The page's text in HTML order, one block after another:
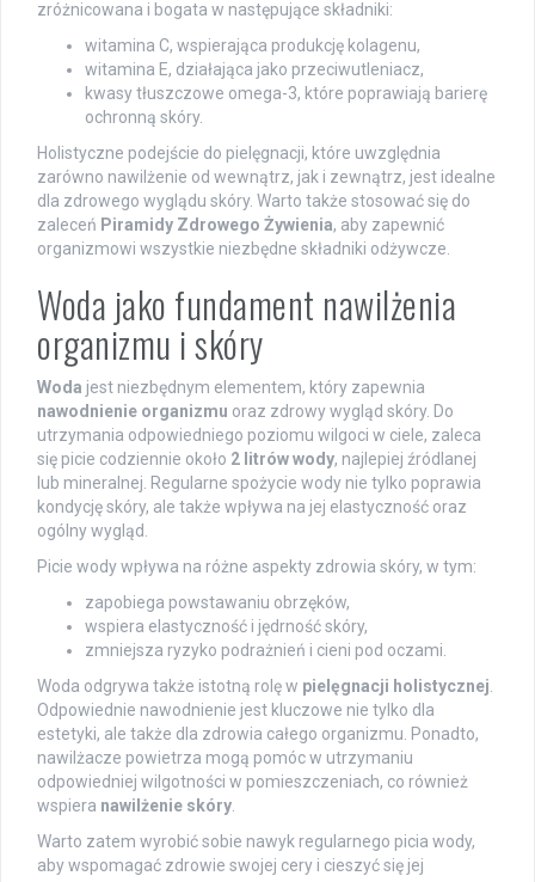
zróżnicowana i bogata w następujące składniki:
witamina C, wspierająca produkcję kolagenu,
witamina E, działająca jako przeciwutleniacz,
kwasy tłuszczowe omega-3, które poprawiają barierę
ochronną skóry.
Holistyczne podejście do pielęgnacji, które uwzględnia
zarówno nawilżenie od wewnątrz, jak i zewnątrz, jest idealne
dla zdrowego wyglądu skóry. Warto także stosować się do
zaleceń Piramidy Zdrowego Żywienia, aby zapewnić
organizmowi wszystkie niezbędne składniki odżywcze.
Woda jako fundament nawilżenia
organizmu i skóry
Woda jest niezbędnym elementem, który zapewnia
nawodnienie organizmu oraz zdrowy wygląd skóry. Do
utrzymania odpowiedniego poziomu wilgoci w ciele, zaleca
się picie codziennie około 2 litrów wody, najlepiej źródlanej
lub mineralnej. Regularne spożycie wody nie tylko poprawia
kondycję skóry, ale także wpływa na jej elastyczność oraz
ogólny wygląd.
Picie wody wpływa na różne aspekty zdrowia skóry, w tym:
zapobiega powstawaniu obrzęków,
wspiera elastyczność i jędrność skóry,
zmniejsza ryzyko podrażnień i cieni pod oczami.
Woda odgrywa także istotną rolę w pielęgnacji holistycznej
Odpowiednie nawodnienie jest kluczowe nie tylko dla
estetyki, ale także dla zdrowia całego organizmu. Ponadto,
nawilżacze powietrza mogą pomóc w utrzymaniu
odpowiedniej wilgotności w pomieszczeniach, co również
wspiera nawilżenie skóry
Warto zatem wyrobić sobie nawyk regularnego picia wody,
aby wspomagać zdrowie swojej cery i cieszyć się jej